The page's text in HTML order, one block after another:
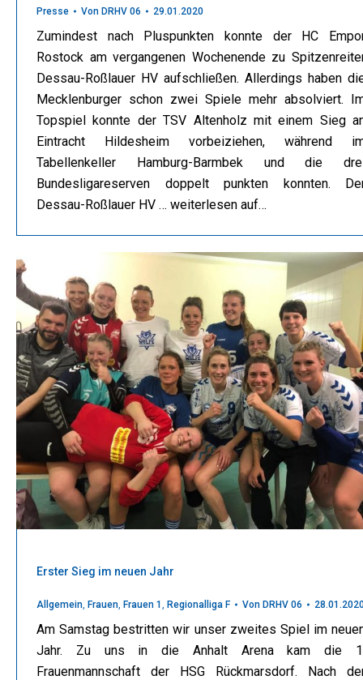
Presse Von DRHV 06 29.01.2020
Zumindest nach Pluspunkten konnte der HC
Rostock am vergangenen Wochenende zu
Dessau-Roßlauer HV aufschließen. Allerdings haben
Mecklenburger schon zwei Spiele mehr absolviert.
Topspiel konnte der TSV Altenholz mit einem Sieg
Eintracht Hildesheim vorbeiziehen, während
Tabellenkeller Hamburg-Barmbek und die
Bundesligareserven doppelt punkten konnten.
Dessau-Roßlauer HV … weiterlesen auf…
Erster Sieg im neuen Jahr
Allgemein Frauen Frauen 1 Regionalliga F Von DRHV 06
Am Samstag bestritten wir unser zweites Spiel im
Jahr. Zu uns in die Anhalt Arena kam die
Frauenmannschaft der HSG Rückmarsdorf. Nach